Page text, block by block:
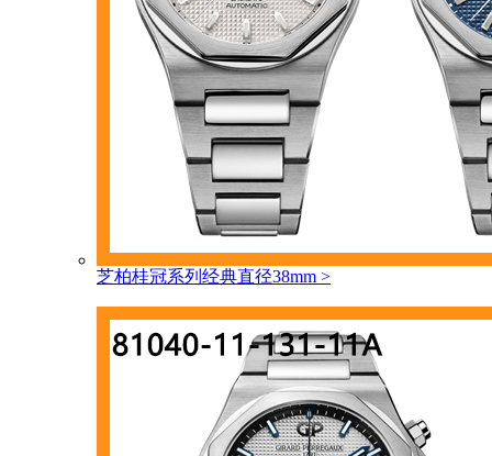
芝柏桂冠系列经典直径38mm >